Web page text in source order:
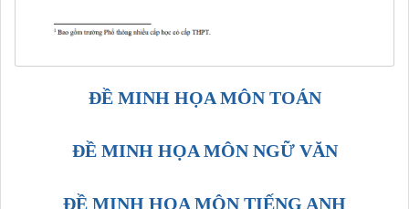
ĐỀ MINH HỌA MÔN TOÁN
ĐỀ MINH HỌA MÔN NGỮ VĂN
ĐỀ MINH HỌA MÔN TIẾNG ANH